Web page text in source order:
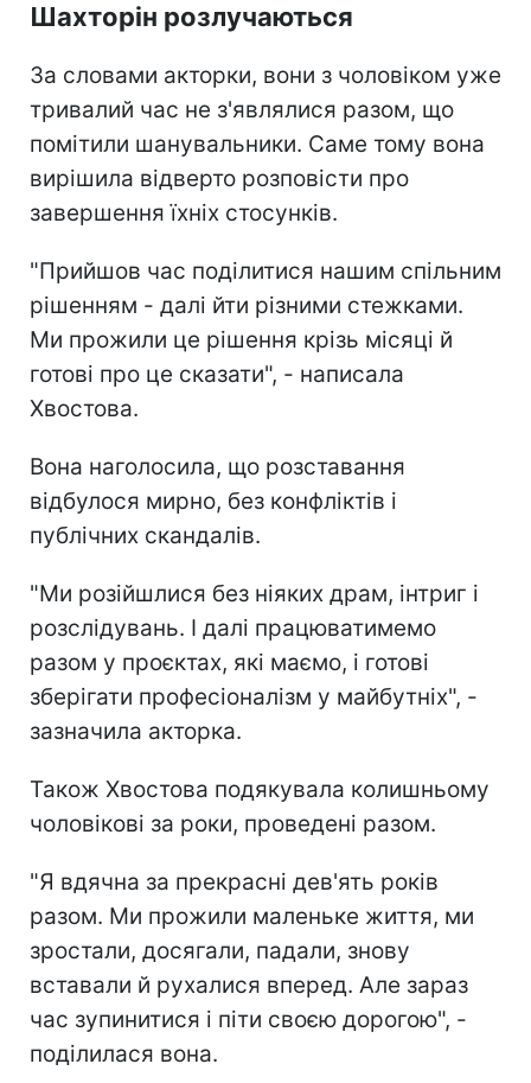
Шахторін розлучаються
За словами акторки, вони з чоловіком уже
тривалий час не з'являлися разом, що
помітили шанувальники. Саме тому вона
вирішила відверто розповісти про
завершення їхніх стосунків.
"Прийшов час поділитися нашим спільним
рішенням - далі йти різними стежками.
Ми прожили це рішення крізь місяці й
готові про це сказати", - написала
Хвостова.
Вона наголосила, що розставання
відбулося мирно, без конфліктів і
публічних скандалів.
"Ми розійшлися без ніяких драм, інтриг і
розслідувань. І далі працюватимемо
разом у проєктах, які маємо, і готові
зберігати професіоналізм у майбутніх", -
зазначила акторка.
Також Хвостова подякувала колишньому
чоловікові за роки, проведені разом.
"Я вдячна за прекрасні дев'ять років
разом. Ми прожили маленьке життя, ми
зростали, досягали, падали, знову
вставали й рухалися вперед. Але зараз
час зупинитися і піти своєю дорогою", -
поділилася вона.